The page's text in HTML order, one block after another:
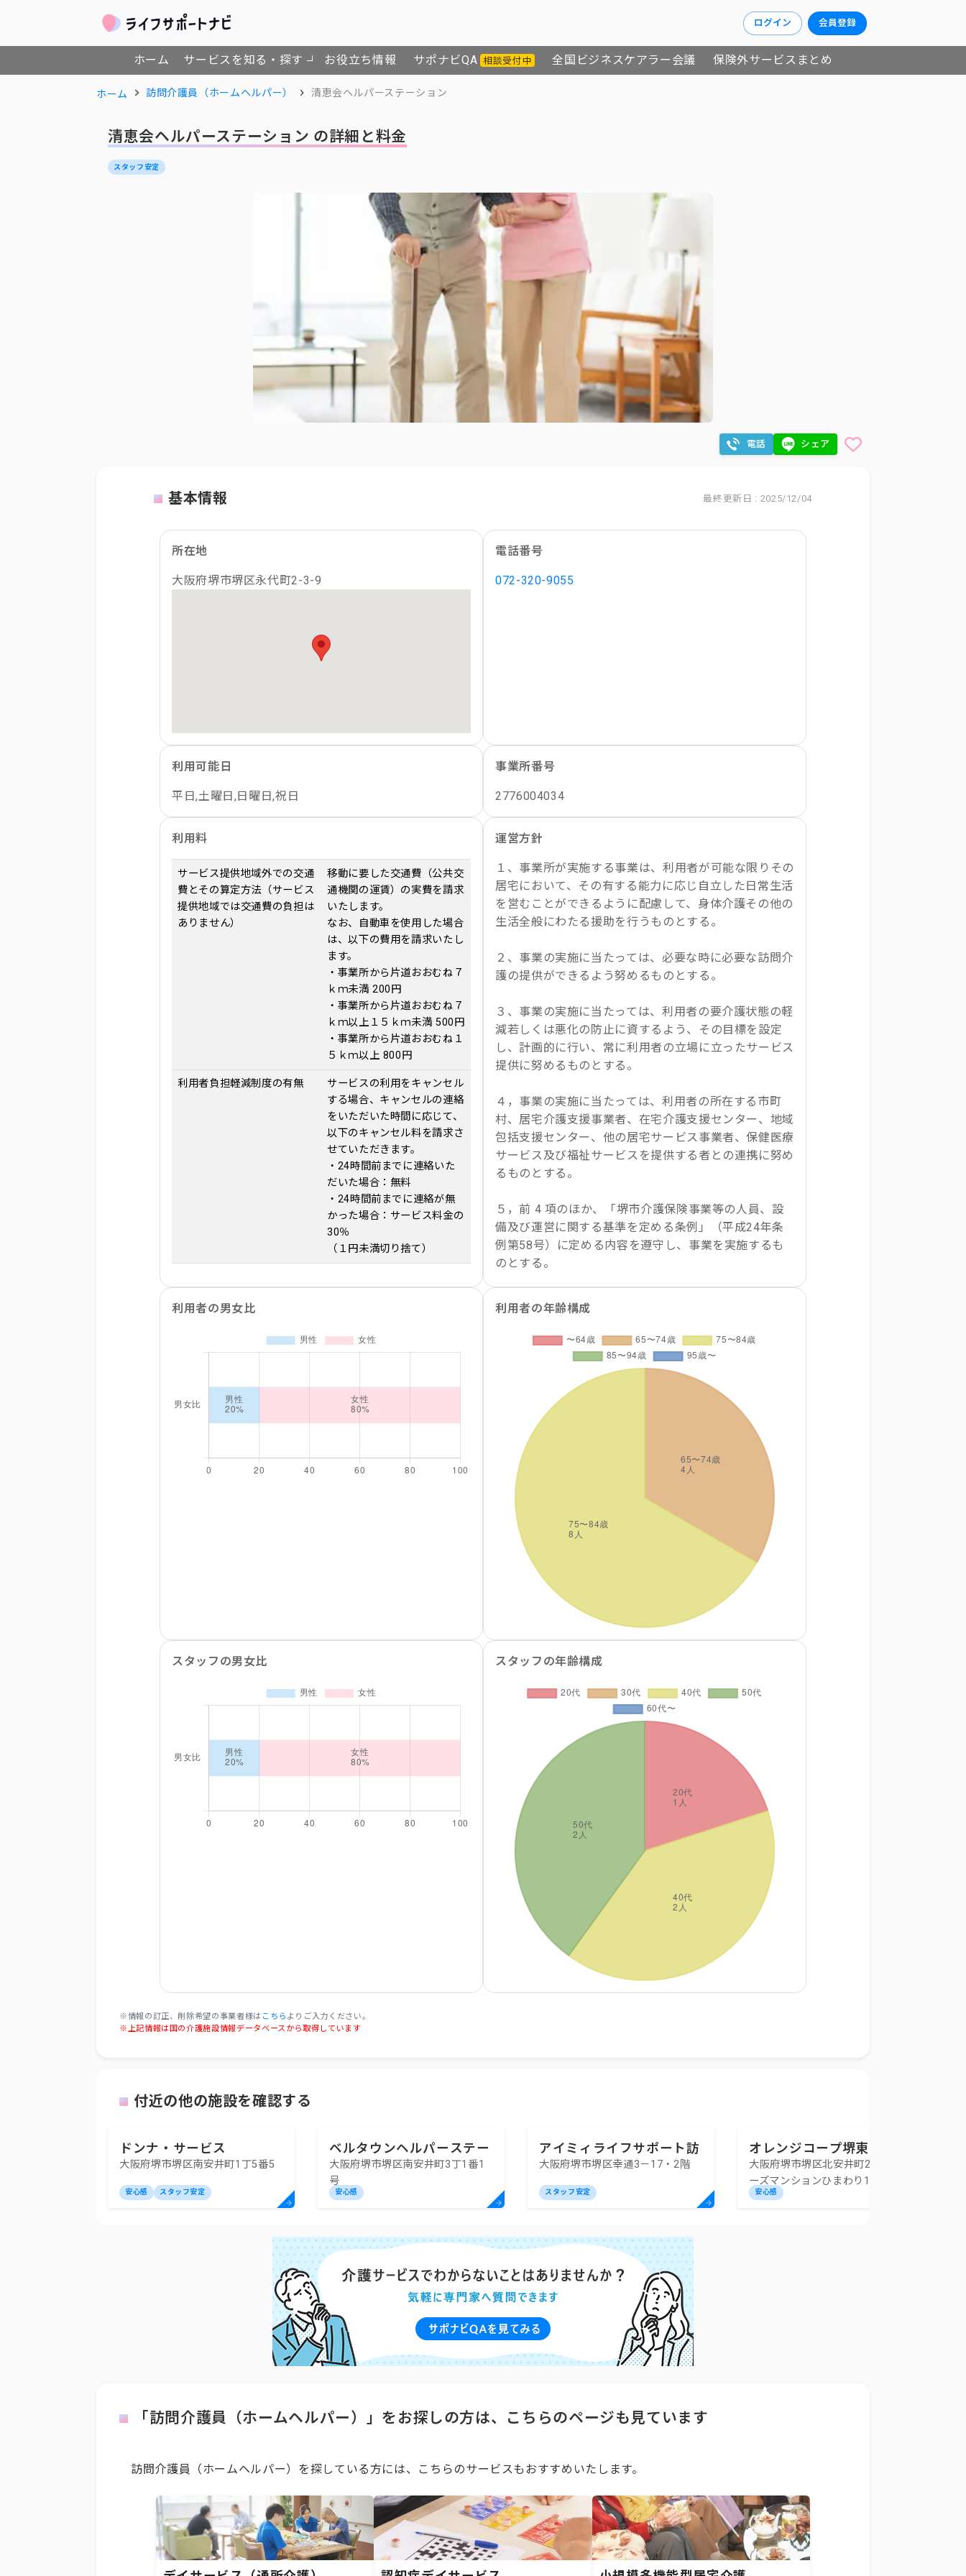
ログイン 会員登録
ホーム サービスを知る・探す お役立ち情報 サポナビQA 相談受付中 全国ビジネスケアラー会議 保険外サービスまとめ
ホーム 訪問介護員（ホームヘルパー） 清恵会ヘルパーステーション
清恵会ヘルパーステーション の詳細と料金
スタッフ安定
電話 シェア
基本情報 最終更新日 : 2025/12/04
所在地
大阪府堺市堺区永代町2-3-9
電話番号
072-320-9055
利用可能日
平日,土曜日,日曜日,祝日
事業所番号
2776004034
利用料
サービス提供地域外での交通
費とその算定方法（サービス
提供地域では交通費の負担は
ありません）
移動に要した交通費（公共交
通機関の運賃）の実費を請求
いたします。
なお、自動車を使用した場合
は、以下の費用を請求いたし
ます。
・事業所から片道おおむね７
ｋｍ未満 200円
・事業所から片道おおむね７
ｋｍ以上１５ｋｍ未満 500円
・事業所から片道おおむね１
５ｋｍ以上 800円
利用者負担軽減制度の有無
サービスの利用をキャンセル
する場合、キャンセルの連絡
をいただいた時間に応じて、
以下のキャンセル料を請求さ
せていただきます。
・24時間前までに連絡いた
だいた場合：無料
・24時間前までに連絡が無
かった場合：サービス料金の
30％
（１円未満切り捨て）
運営方針
１、事業所が実施する事業は、利用者が可能な限りその
居宅において、その有する能力に応じ自立した日常生活
を営むことができるように配慮して、身体介護その他の
生活全般にわたる援助を行うものとする。
２、事業の実施に当たっては、必要な時に必要な訪問介
護の提供ができるよう努めるものとする。
３、事業の実施に当たっては、利用者の要介護状態の軽
減若しくは悪化の防止に資するよう、その目標を設定
し、計画的に行い、常に利用者の立場に立ったサービス
提供に努めるものとする。
４，事業の実施に当たっては、利用者の所在する市町
村、居宅介護支援事業者、在宅介護支援センター、地域
包括支援センター、他の居宅サービス事業者、保健医療
サービス及び福祉サービスを提供する者との連携に努め
るものとする。
５，前 4 項のほか、「堺市介護保険事業等の人員、設
備及び運営に関する基準を定める条例」（平成24年条
例第58号）に定める内容を遵守し、事業を実施するも
のとする。
利用者の男女比 利用者の年齢構成
スタッフの男女比 スタッフの年齢構成
※情報の訂正、削除希望の事業者様は こちら よりご入力ください。
※上記情報は国の介護施設情報データベースから取得しています
付近の他の施設を確認する
ドンナ・サービス
大阪府堺市堺区南安井町1丁5番5
安心感 スタッフ安定
ベルタウンヘルパーステー
ション
大阪府堺市堺区南安井町3丁1番1
号
安心感
アイミィライフサポート訪
問介護
大阪府堺市堺区幸通3－17・2階
スタッフ安定
オレンジコープ堺東
大阪府堺市堺区北安井町2-6マスタ
ーズマンションひまわり1階
安心感
「訪問介護員（ホームヘルパー）」をお探しの方は、こちらのページも見ています
訪問介護員（ホームヘルパー）を探している方には、こちらのサービスもおすすめいたします。